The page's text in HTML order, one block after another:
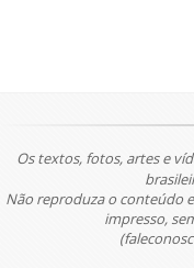
Os textos, fotos, artes e
Não reproduza o conteúdo
impresso,